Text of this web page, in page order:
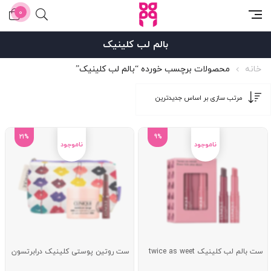
0
بالم لب کلینیک
خانه محصولات برچسب خورده “بالم لب کلینیک”
9%
ست بالم لب کلینیک twice as weet
21%
ست روتین پوستی کلینیک درابرتسون